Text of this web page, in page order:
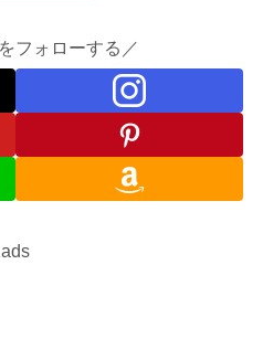
フォローする／
ads